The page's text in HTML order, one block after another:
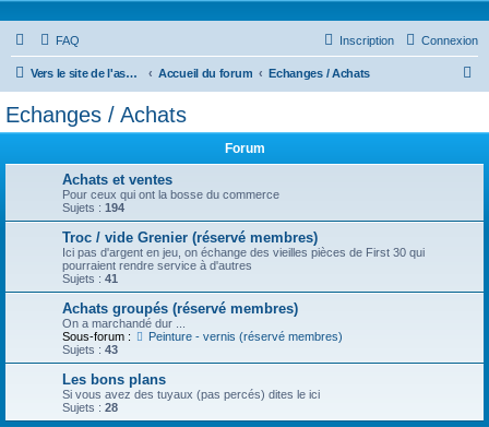
FAQ Connexion
Inscription
Vers le site de l'association-first30.org Accueil du forum Echanges / Achats
Echanges / Achats
Forum
Achats et ventes
Pour ceux qui ont la bosse du commerce
Sujets : 194
Troc / vide Grenier (réservé membres)
Ici pas d'argent en jeu, on échange des vieilles pièces de First 30 qui
pourraient rendre service à d'autres
Sujets : 41
Achats groupés (réservé membres)
On a marchandé dur ...
Sous-forum :
Peinture - vernis (réservé membres)
Sujets : 43
Les bons plans
Si vous avez des tuyaux (pas percés) dites le ici
Sujets : 28